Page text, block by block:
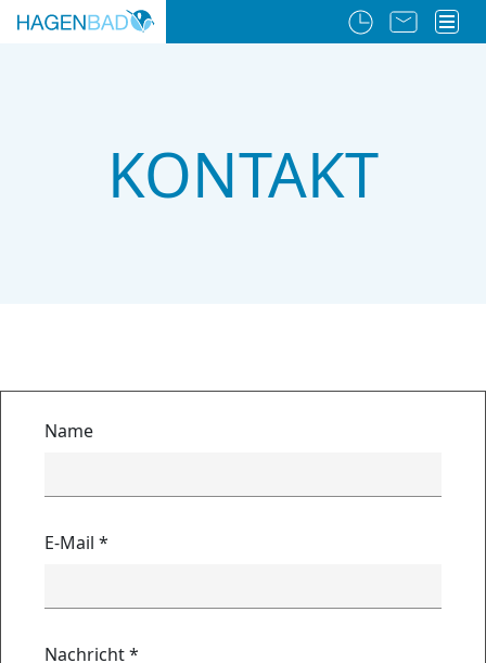
KONTAKT
Name
E-Mail *
Nachricht*